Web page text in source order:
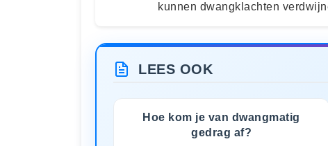
kunnen dwangklachten
LEES OOK
Hoe kom je van dwangmatig
gedrag af?